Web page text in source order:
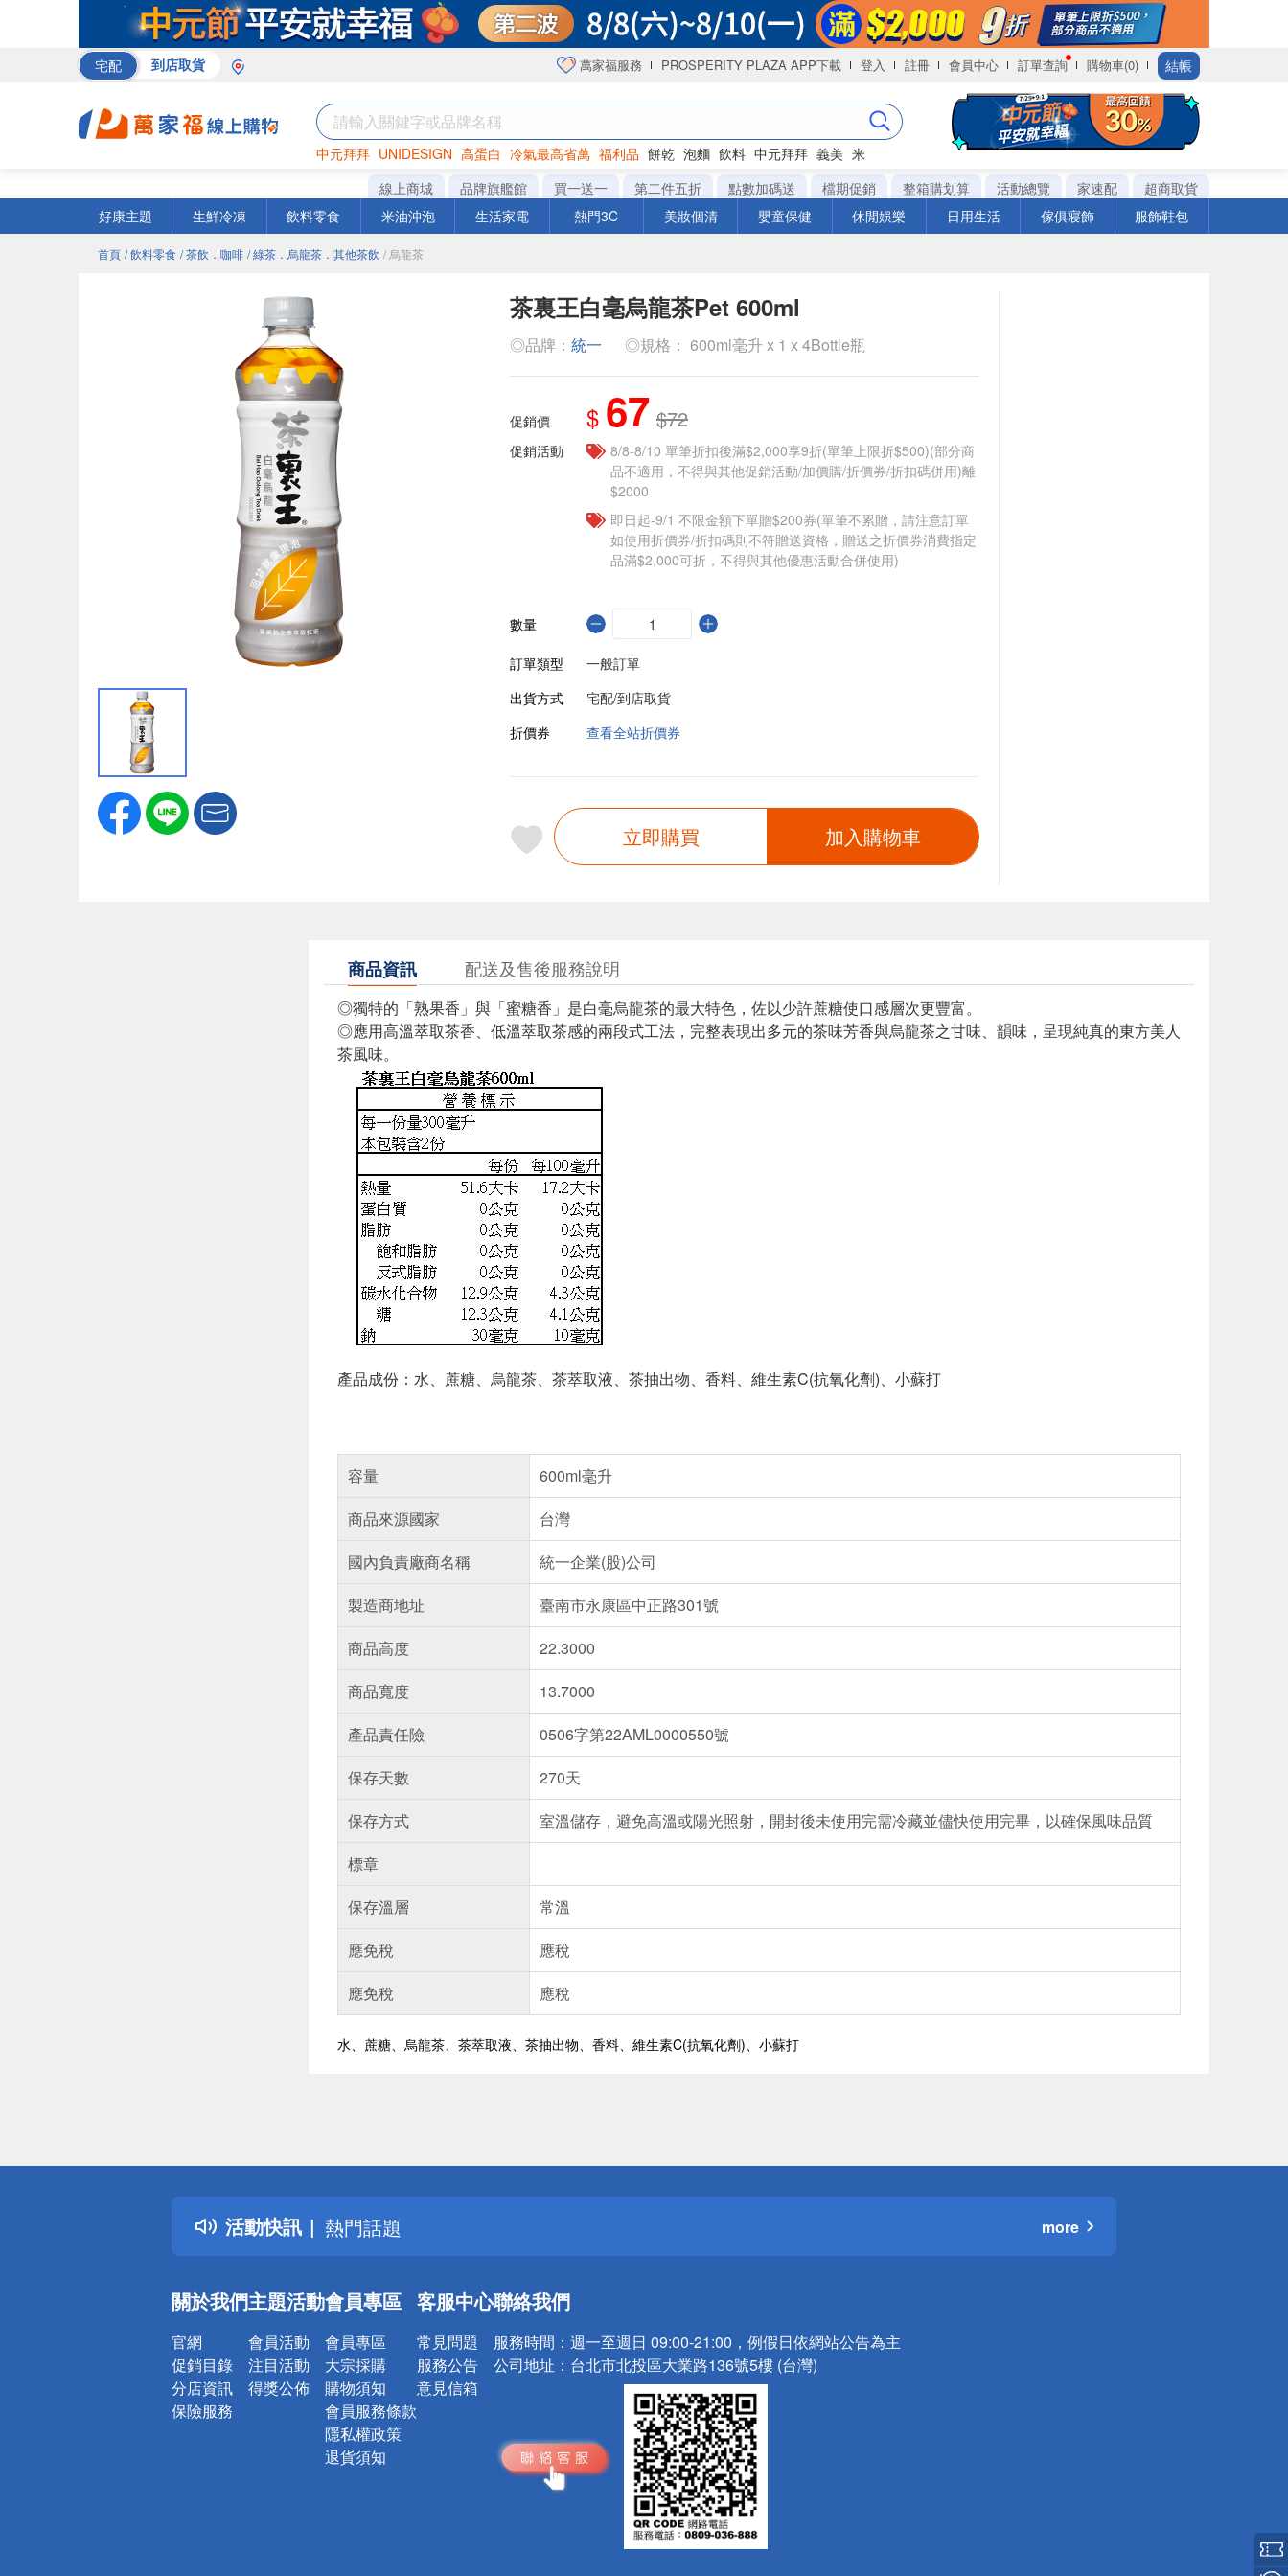
宅配 到店取貨 萬家福服務 PROSPERITY PLAZA APP下載 登入 註冊 會員中心 訂單查詢 購物車(0) 結帳
中元拜拜 UNIDESIGN 高蛋白 冷氣最高省萬 福利品 餅乾 泡麵 飲料 中元拜拜 義美 米
罐頭 咖啡 海苔
線上商城 品牌旗艦館 買一送一 第二件五折 點數加碼送 檔期促銷 整箱購划算 活動總覽 家速配
超商取貨
好康主題
生鮮冷凍 飲料零食 米油沖泡 生活家電 熱門3C 美妝個清 嬰童保健 休閒娛樂 日用生活 傢俱寢飾 服飾鞋包
首頁 / 飲料零食 / 茶飲．咖啡 / 綠茶．烏龍茶．其他茶飲 / 烏龍茶
茶裏王白毫烏龍茶Pet 600ml
◎品牌： 統一 ◎規格： 600ml毫升 x 1 x 4Bottle瓶
促銷價 $ 67 $72
促銷活動
8/8-8/10 單筆折扣後滿$2,000享9折(單筆上限折$500)(部分商
品不適用，不得與其他促銷活動/加價購/折價券/折扣碼併用)離
$2000
即日起-9/1 不限金額下單贈$200券(單筆不累贈，請注意訂單
如使用折價券/折扣碼則不符贈送資格，贈送之折價券消費指定
品滿$2,000可折，不得與其他優惠活動合併使用)
數量
訂單類型
一般訂單
出貨方式
宅配/到店取貨
折價券
查看全站折價券
立即購買 加入購物車
商品資訊 配送及售後服務說明
◎獨特的「熟果香」與「蜜糖香」是白毫烏龍茶的最大特色，佐以少許蔗糖使口感層次更豐富。
◎應用高溫萃取茶香、低溫萃取茶感的兩段式工法，完整表現出多元的茶味芳香與烏龍茶之甘味、韻味，呈現純真的東方美人
茶風味。
產品成份：水、蔗糖、烏龍茶、茶萃取液、茶抽出物、香料、維生素C(抗氧化劑)、小蘇打
容量
600ml毫升
商品來源國家
台灣
國內負責廠商名稱
統一企業(股)公司
製造商地址
臺南市永康區中正路301號
商品高度
22.3000
商品寬度
13.7000
產品責任險
0506字第22AML0000550號
保存天數
270天
保存方式
室溫儲存，避免高溫或陽光照射，開封後未使用完需冷藏並儘快使用完畢，以確保風味品質
標章
保存溫層
常溫
應免稅
應稅
應免稅
應稅
水、蔗糖、烏龍茶、茶萃取液、茶抽出物、香料、維生素C(抗氧化劑)、小蘇打
活動快訊
詐騙網頁！請小心！
得獎公告
熱門話題
銀行優惠
詐騙網頁！請小心！
more
關於我們
官網
促銷目錄
分店資訊
保險服務
主題活動
會員活動
注目活動
得獎公佈
會員專區
會員專區
大宗採購
購物須知
會員服務條款
隱私權政策
退貨須知
客服中心
常見問題
服務公告
意見信箱
聯絡我們
服務時間： 週一至週日 09:00-21:00，例假日依網站公告為主
公司地址： 台北市北投區大業路136號5樓 (台灣)